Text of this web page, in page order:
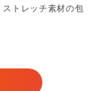
ストレッチ素材の包